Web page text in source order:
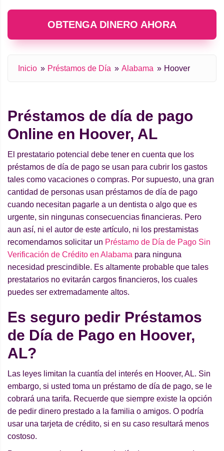
OBTENGA DINERO AHORA
Inicio Préstamos de Día Alabama Hoover
Préstamos de día de pago
Online en Hoover, AL
El prestatario potencial debe tener en cuenta que los
préstamos de día de pago se usan para cubrir los gastos
tales como vacaciones o compras. Por supuesto, una gran
cantidad de personas usan préstamos de día de pago
cuando necesitan pagarle a un dentista o algo que es
urgente, sin ningunas consecuencias financieras. Pero
aun así, ni el autor de este artículo, ni los prestamistas
recomendamos solicitar un Préstamo de Día de Pago Sin
Verificación de Crédito en Alabama para ninguna
necesidad prescindible. Es altamente probable que tales
prestatarios no evitarán cargos financieros, los cuales
puedes ser extremadamente altos.
Es seguro pedir Préstamos
de Día de Pago en Hoover,
AL?
Las leyes limitan la cuantía del interés en Hoover, AL. Sin
embargo, si usted toma un préstamo de día de pago, se le
cobrará una tarifa. Recuerde que siempre existe la opción
de pedir dinero prestado a la familia o amigos. O podría
usar una tarjeta de crédito, si en su caso resultará menos
costoso.